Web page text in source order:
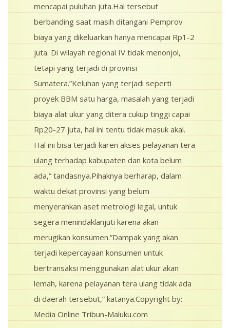
mencapai puluhan juta.Hal tersebut
berbanding saat masih ditangani Pemprov
biaya yang dikeluarkan hanya mencapai Rp1-2
juta. Di wilayah regional IV tidak menonjol,
tetapi yang terjadi di provinsi
Sumatera.”Keluhan yang terjadi seperti
proyek BBM satu harga, masalah yang terjadi
biaya alat ukur yang ditera cukup tinggi capai
Rp20-27 juta, hal ini tentu tidak masuk akal.
Hal ini bisa terjadi karen akses pelayanan tera
ulang terhadap kabupaten dan kota belum
ada,” tandasnya.Pihaknya berharap, dalam
waktu dekat provinsi yang belum
menyerahkan aset metrologi legal, untuk
segera menindaklanjuti karena akan
merugikan konsumen.”Dampak yang akan
terjadi kepercayaan konsumen untuk
bertransaksi menggunakan alat ukur akan
lemah, karena pelayanan tera ulang tidak ada
di daerah tersebut,” katanya.Copyright by:
Media Online Tribun-Maluku.com